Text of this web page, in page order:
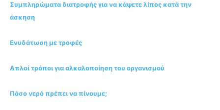
Συμπληρώματα διατροφής για να κάψετε λίπος κατά την
άσκηση
Ενυδάτωση με τροφές
Απλοί τρόποι για αλκαλοποίηση του οργανισμού
Πόσο νερό πρέπει να πίνουμε;